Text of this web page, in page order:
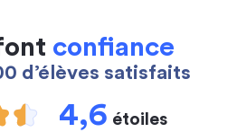
confiance
d’élèves satisfaits
4,6 étoiles